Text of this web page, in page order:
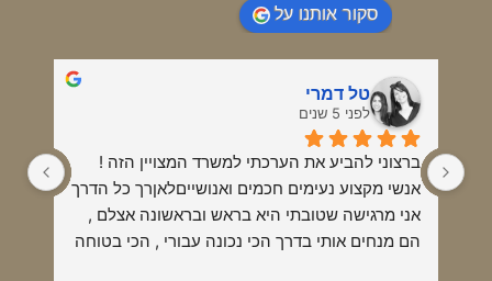
סקור אותנו על
טל דמרי
לפני 5 שנים
ברצוני להביע את הערכתי למשרד המצויין הזה !
אנשי מקצוע נעימים חכמים ואנושייםלאןרך כל הדרך